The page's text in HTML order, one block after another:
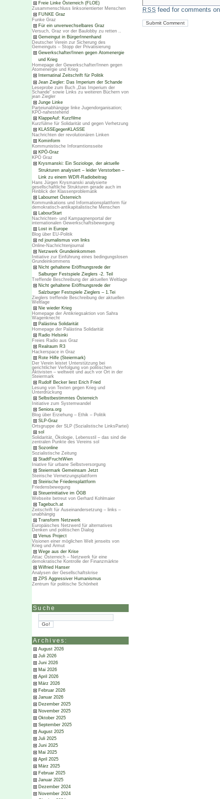
Freie Linke Österreich (FLOE)
Zusammenschluss linksorientierter Menschen
FUNKE Graz
Funke Graz
Für ein unverwechselbares Graz
Versuch, Graz vor der Baulobby zu retten ..
Gemeingut in BürgerInnenhand
Deutscher Verein zur Sicherung des
Gemeinguts – Stopp der Privatisierung
Gewerkschafter/Innen gegen Atomenergie
und Krieg
Homepage der Gewerkschafter/Innen gegen
Atomenergie und Krieg
Internatinal Zeitschrift für Politik
Jean Ziegler: Das Imperium der Schande
Leseprobe zum Buch „Das Imperium der
Schande“ sowie Links zu weiteren Büchern von
jean Ziegler
Junge Linke
Parteiunabhängige linke Jugendorganisation;
KPÖ-nahestehend
KlappeAuf: Kurzfilme
Kurzfülme für Solidarität und gegen Verhetzung
KLASSEgegenKLASSE
Nachrichten der revolutionären Linken
Kominform
Kommunistische Inforamtionsseite
KPÖ-Graz
KPÖ Graz
Krysmanski: Ein Soziologe, der aktuelle
Strukturen analysiert – leider Verstorben –
Link zu einem WDR-Radiobeitrag
Hans Jürgen Krysmanski analysierte
gesellschaftliche Strukturen gerade auch im
Hinblick der Klassenproblematik
Labournet Österreich
Kommunikations und Informationsplattform für
demokratisch-antikapitalistische Menschen
LabourStart
Nachrichten- und Kampagnenportal der
internationalen Gewerkschaftsbewegung
Lost in Europe
Blog über EU-Politik
nd journalismus von links
Online-Nachrichtenjournal
Netzwerk Grundeinkommen
Initiative zur Einführung eines bedingungslosen
Grundeinkommens
Nicht gehaltene Eröffnungsrede der
Salburger Festspiele Zieglers -2. Teil
Treffende Beschreibung der aktuellen Weltlage
Nicht gehaltene Eröffnungsrede der
Salzburger Festspiele Zieglers – 1.Tei
Zieglers treffende Beschreibung der aktuellen
Weltlage
Nie wieder Krieg
Homepage der Antikriegsaktion von Sahra
Wagenknecht
Palästina Solidarität
Homepage der Palästina Solidarität
Radio Helsinki
Freies Radio aus Graz
Realraum R3
Hackerspace in Graz
Rote Hilfe (Steiermark)
Der Verein leistet Unterstützung bei
gerichtlicher Verfolgung von politischen
Aktivisten – weltweit und auch vor Ort in der
Steiermark
Rudolf Becker liest Erich Fried
Lesung von Texten gegen Krieg und
Unterdrückung
Selbstbestimmtes Österreich
Initiative zum Systemwandel
Seniora.org
Blog über Erziehung – Ethik – Politik
SLP-Graz
Ortsgruppe der SLP (Sozialistische LinksPartei)
sol
Solidarität, Ökologie, Lebensstil – das sind die
zentralen Punkte des Vereins sol
Sozonline
Sozialistische Zeitung
StadtFruchtWien
Iniative für urbane Selbstversorgung
Steiermark Gemeinsam Jetzt
Steirische Vernetzungsplattform
Steirische Friedensplattform
Friedensbewegung
Steuerinitiative im ÖGB
Webseite betreut von Gerhard Kohlmaier
Tagebuch.at
Zeitschrift für Auseinandersetzung – links –
unabhängig
Transform Netzwerk
Europäisches Netzwerd für alternatives
Denken und politischen Dialog
Venus Project
Visionen einer möglichen Welt jenseits von
Krieg und Armut
Wege aus der Krise
Attac Österreich – Netzwerk für eine
demokratische Kontrolle der Finanzmärkte
Wilfried Hanser
Analysen der Gesellschaftskrise
ZPS Aggressiver Humanismus
Zentrum für politische Schönheit
Suche
Archives:
August 2026
Juli 2026
Juni 2026
Mai 2026
April 2026
März 2026
Februar 2026
Januar 2026
Dezember 2025
November 2025
Oktober 2025
September 2025
August 2025
Juli 2025
Juni 2025
Mai 2025
April 2025
März 2025
Februar 2025
Januar 2025
Dezember 2024
November 2024
RSS feed for comments